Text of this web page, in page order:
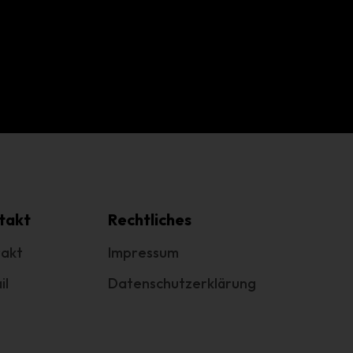
Rechtliches
Impressum
Datenschutzerklärung